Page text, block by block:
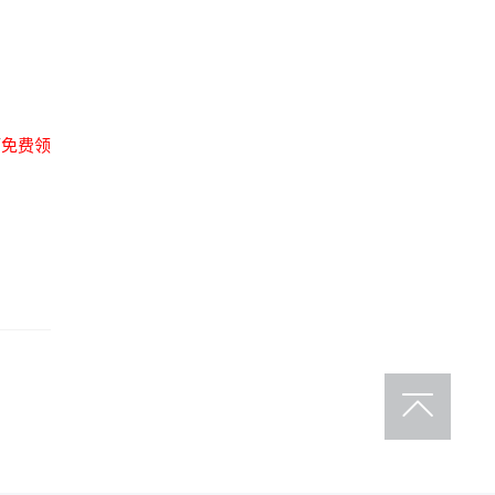
免费领